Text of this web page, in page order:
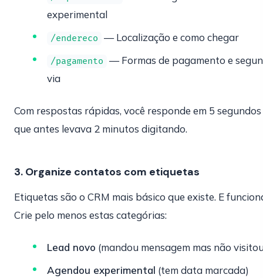
experimental
/endereco — Localização e como chegar
/pagamento — Formas de pagamento e
via
Com respostas rápidas, você responde em 5
que antes levava 2 minutos digitando.
3. Organize contatos com etiquetas
Etiquetas são o CRM mais básico que existe. E
Crie pelo menos estas categórias:
Lead novo (mandou mensagem mas não
Agendou experimental (tem data marcada)